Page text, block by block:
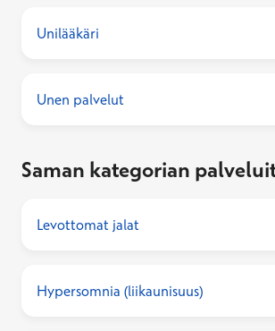
Unilääkäri
Unen palvelut
Saman kategorian
Levottomat jalat
Hypersomnia (liikaunisuus)